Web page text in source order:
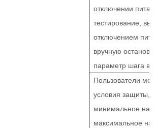
отключении
тестирование,
отключением
вручную
параметр шага в
Пользователи
условия защиты,
минимальное
максимальное